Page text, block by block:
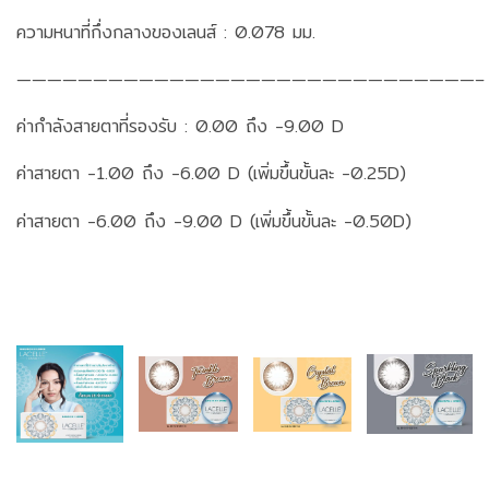
ความหนาที่กึ่งกลางของเลนส์ : 0.078 มม.
——————————————————————————————–
ค่ากำลังสายตาที่รองรับ : 0.00 ถึง -9.00 D
ค่าสายตา -1.00 ถึง -6.00 D (เพิ่มขึ้นขั้นละ -0.25D)
ค่าสายตา -6.00 ถึง -9.00 D (เพิ่มขึ้นขั้นละ -0.50D)